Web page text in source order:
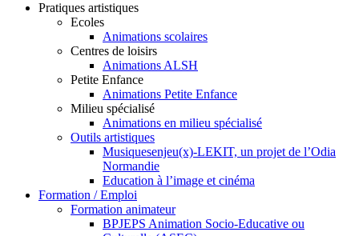
Pratiques artistiques
Ecoles
Animations scolaires
Centres de loisirs
Animations ALSH
Petite Enfance
Animations Petite Enfance
Milieu spécialisé
Animations en milieu spécialisé
Outils artistiques
Musiquesenjeu(x)-LEKIT, un projet de l’Odia
Normandie
Education à l’image et cinéma
Formation / Emploi
Formation animateur
BPJEPS Animation Socio-Educative ou